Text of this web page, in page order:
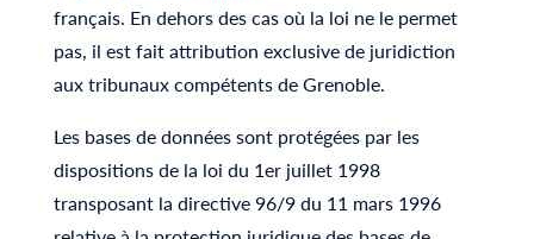
français. En dehors des cas où la loi ne le permet
pas, il est fait attribution exclusive de juridiction
aux tribunaux compétents de Grenoble.
Les bases de données sont protégées par les
dispositions de la loi du 1er juillet 1998
transposant la directive 96/9 du 11 mars 1996